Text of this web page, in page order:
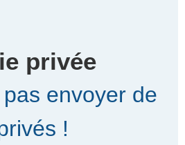
privée
envoyer de
!